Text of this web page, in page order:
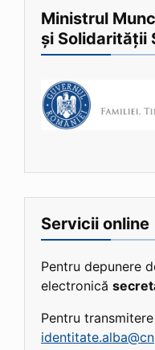
Ministrul
și Solidarității
Servicii online
Pentru depunere
electronică
Pentru